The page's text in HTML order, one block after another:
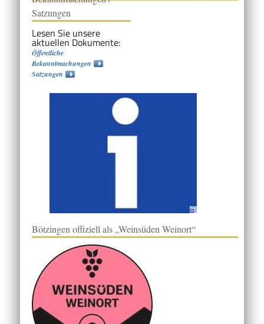
Satzungen
Lesen Sie unsere
aktuellen Dokumente:
Öffentliche
Bekanntmachungen
Satzungen
Bötzingen offiziell als „Weinsüden Weinort“